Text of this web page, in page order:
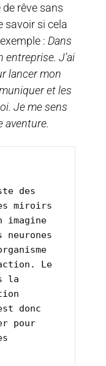
rêve sans
savoir si cela
: Dans
entreprise. J’ai
lancer mon
et les
Je me sens
aventure.
des
miroirs
neurones
Le
la
donc
pour